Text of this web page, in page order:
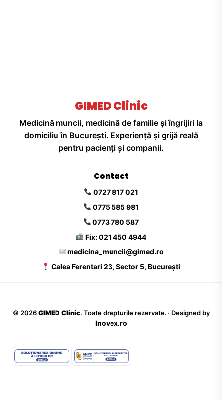
GIMED Clinic
Medicină muncii, medicină de familie și îngrijiri la
domiciliu în București. Experiență și grijă reală
pentru pacienți și companii.
Contact
0727 817 021
0775 585 981
0773 780 587
Fix: 021 450 4944
medicina_muncii@gimed.ro
Calea Ferentari 23, Sector 5, București
© 2026 GIMED Clinic. Toate drepturile rezervate. · Designed by
Inovex.ro